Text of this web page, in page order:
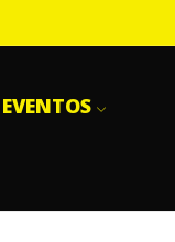
EVENTOS